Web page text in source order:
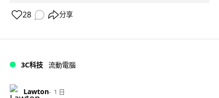
28 分享
3C科技 流動電腦
Lawton 1 日